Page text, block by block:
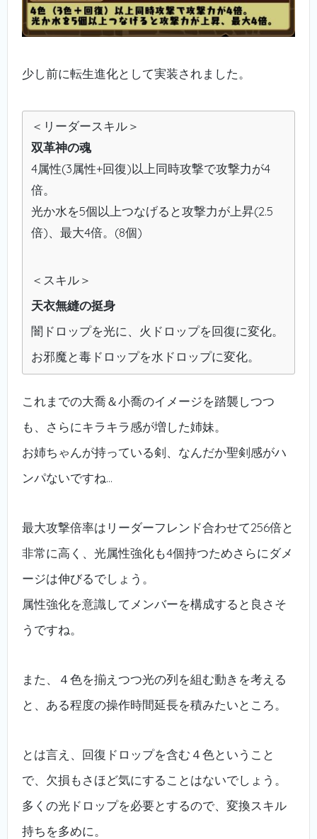
少し前に転生進化として実装されました。
＜リーダースキル＞
双革神の魂
4属性(3属性+回復)以上同時攻撃で攻撃力が4
倍。
光か水を5個以上つなげると攻撃力が上昇(2.5
倍)、最大4倍。(8個)
＜スキル＞
天衣無縫の挺身
闇ドロップを光に、火ドロップを回復に変化。
お邪魔と毒ドロップを水ドロップに変化。
これまでの大喬＆小喬のイメージを踏襲しつつ
も、さらにキラキラ感が増した姉妹。
お姉ちゃんが持っている剣、なんだか聖剣感がハ
ンパないですね…
最大攻撃倍率はリーダーフレンド合わせて256倍と
非常に高く、光属性強化も4個持つためさらにダメ
ージは伸びるでしょう。
属性強化を意識してメンバーを構成すると良さそ
うですね。
また、４色を揃えつつ光の列を組む動きを考える
と、ある程度の操作時間延長を積みたいところ。
とは言え、回復ドロップを含む４色ということ
で、欠損もさほど気にすることはないでしょう。
多くの光ドロップを必要とするので、変換スキル
持ちを多めに。